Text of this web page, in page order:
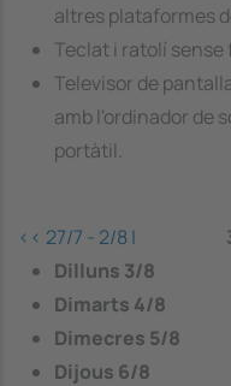
altres plataformes
Teclat i ratolí sense
Televisor de
amb l'ordinador de
portàtil.
<< 27/7 - 2/8 |
Dilluns 3/8
Dimarts 4/8
Dimecres 5/8
Dijous 6/8